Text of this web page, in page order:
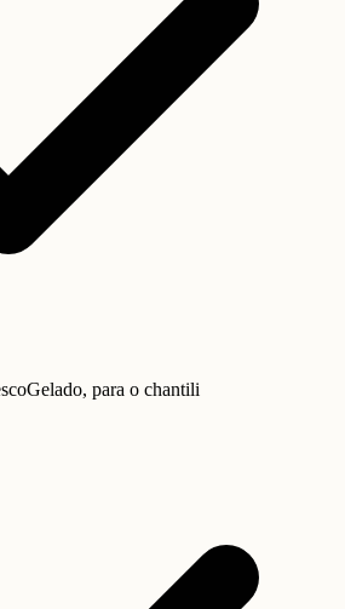
Gelado, para o chantili